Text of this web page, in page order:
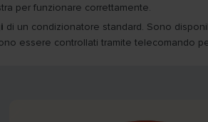
per funzionare correttamente.
di un condizionatore standard. Sono
essere controllati tramite telecomando